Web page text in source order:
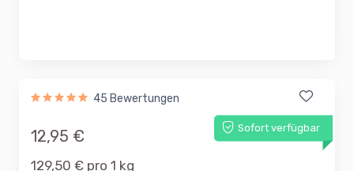
45 Bewertungen
Sofort verfügbar
12,95 €
129,50 € pro 1 kg